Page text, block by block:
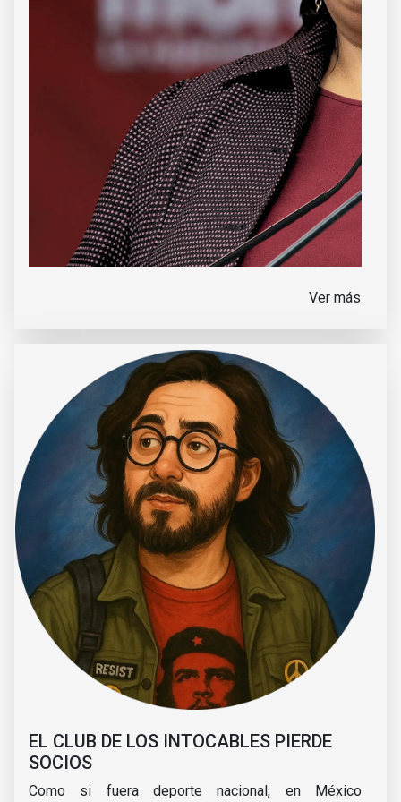
Ver más
EL CLUB DE LOS INTOCABLES PIERDE
SOCIOS
Como si fuera deporte nacional, en México